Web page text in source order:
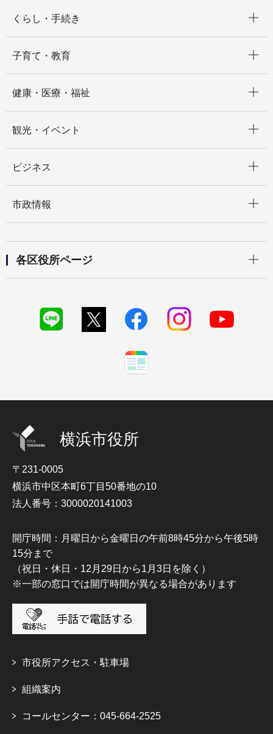
くらし・手続き
子育て・教育
健康・医療・福祉
観光・イベント
ビジネス
市政情報
各区役所ページ
横浜市役所
〒231-0005
横浜市中区本町6丁目50番地の10
法人番号：3000020141003
開庁時間：月曜日から金曜日の午前8時45分から午後5時
15分まで
（祝日・休日・12月29日から1月3日を除く）
※一部の窓口では開庁時間が異なる場合があります
市役所アクセス・駐車場
組織案内
コールセンター：045-664-2525